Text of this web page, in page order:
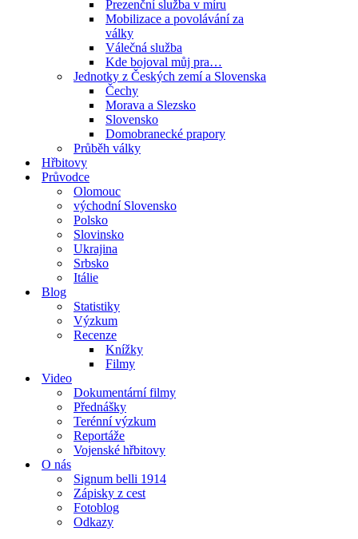
Prezenční služba v míru
Mobilizace a povolávání za
války
Válečná služba
Kde bojoval můj pra…
Jednotky z Českých zemí a Slovenska
Čechy
Morava a Slezsko
Slovensko
Domobranecké prapory
Průběh války
Hřbitovy
Průvodce
Olomouc
východní Slovensko
Polsko
Slovinsko
Ukrajina
Srbsko
Itálie
Blog
Statistiky
Výzkum
Recenze
Knížky
Filmy
Video
Dokumentární filmy
Přednášky
Terénní výzkum
Reportáže
Vojenské hřbitovy
O nás
Signum belli 1914
Zápisky z cest
Fotoblog
Odkazy